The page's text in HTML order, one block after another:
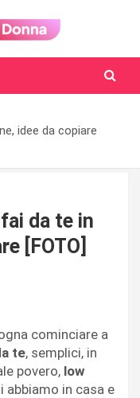
idee da copiare
da te in
[FOTO]
cominciare a
te, semplici, in
povero, low
abbiamo in casa e